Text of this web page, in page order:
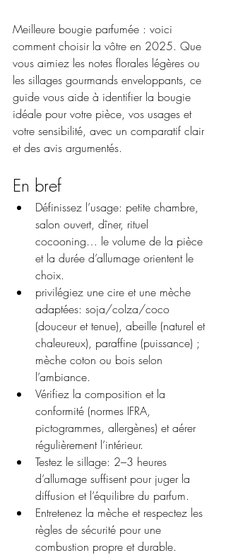
Meilleure bougie parfumée : voici
comment choisir la vôtre en 2025. Que
vous aimiez les notes florales légères ou
les sillages gourmands enveloppants, ce
guide vous aide à identifier la bougie
idéale pour votre pièce, vos usages et
votre sensibilité, avec un comparatif clair
et des avis argumentés.
En bref
Définissez l’usage: petite chambre,
salon ouvert, dîner, rituel
cocooning… le volume de la pièce
et la durée d’allumage orientent le
choix.
privilégiez une cire et une mèche
adaptées: soja/colza/coco
(douceur et tenue), abeille (naturel et
chaleureux), paraffine (puissance) ;
mèche coton ou bois selon
l’ambiance.
Vérifiez la composition et la
conformité (normes IFRA,
pictogrammes, allergènes) et aérer
régulièrement l’intérieur.
Testez le sillage: 2–3 heures
d’allumage suffisent pour juger la
diffusion et l’équilibre du parfum.
Entretenez la mèche et respectez les
règles de sécurité pour une
combustion propre et durable.